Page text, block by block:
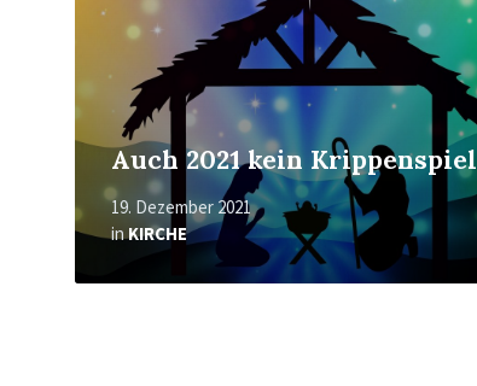
Auch 2021 kein Krippenspiel
19. Dezember 2021
inKIRCHE